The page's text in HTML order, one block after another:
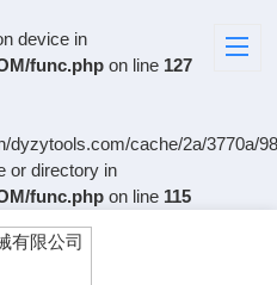
device in
func.php on line 127
dyzytools.com/cache/2a/3770a/
or directory in
func.php on line 115